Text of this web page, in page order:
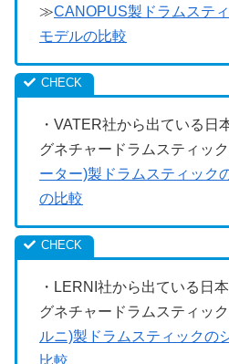
≫CANOPUS製ドラムステ
モデルの比較
・VATER社から出ている日
グネチャードラムスティッ
ーター)製ドラムスティック
の比較
・LERNI社から出ている日
グネチャードラムスティッ
ルニ)製ドラムスティックの
比較